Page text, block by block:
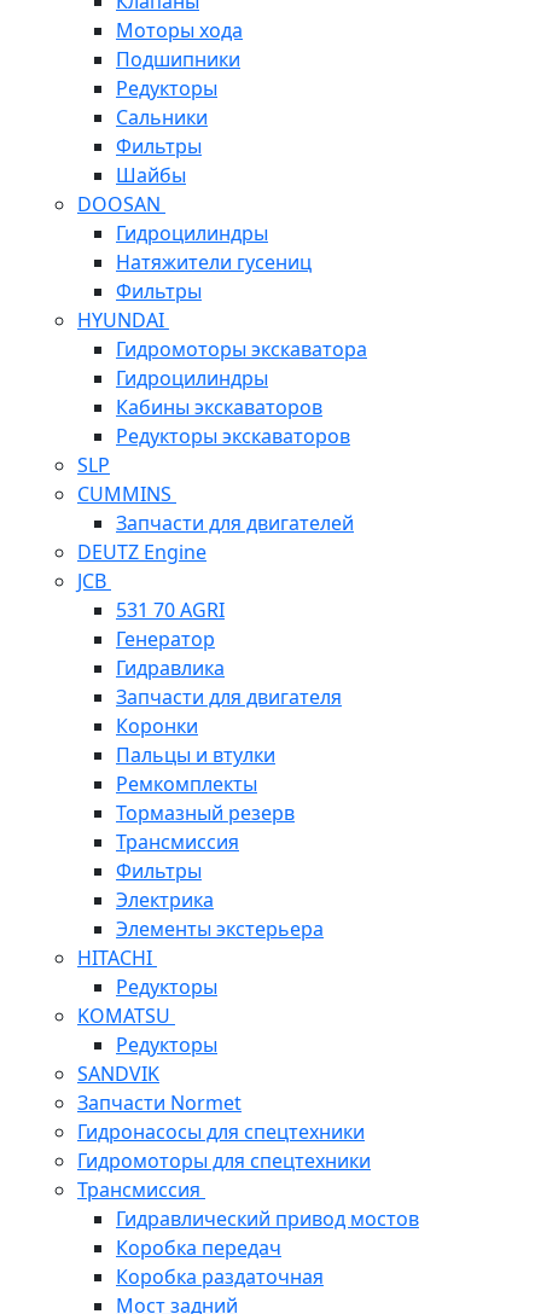
Моторы хода
Подшипники
Редукторы
Сальники
Фильтры
Шайбы
DOOSAN
Гидроцилиндры
Натяжители гусениц
Фильтры
HYUNDAI
Гидромоторы экскаватора
Гидроцилиндры
Кабины экскаваторов
Редукторы экскаваторов
SLP
CUMMINS
Запчасти для двигателей
DEUTZ Engine
JCB
531 70 AGRI
Генератор
Гидравлика
Запчасти для двигателя
Коронки
Пальцы и втулки
Ремкомплекты
Тормазный резерв
Трансмиссия
Фильтры
Электрика
Элементы экстерьера
HITACHI
Редукторы
KOMATSU
Редукторы
SANDVIK
Запчасти Normet
Гидронасосы для спецтехники
Гидромоторы для спецтехники
Трансмиссия
Гидравлический привод мостов
Коробка передач
Коробка раздаточная
Мост задний